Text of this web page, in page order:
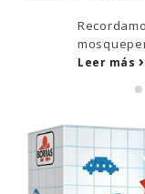
Leer más